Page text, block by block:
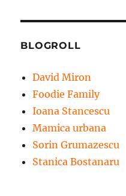
BLOGROLL
David Miron
Foodie Family
Ioana Stancescu
Mamica urbana
Sorin Grumazescu
Stanica Bostanaru